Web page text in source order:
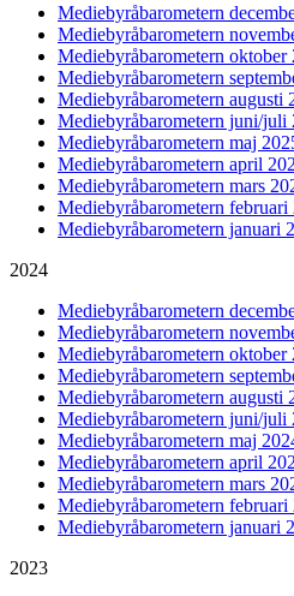
Mediebyråbarometern
Mediebyråbarometern
Mediebyråbarometern oktober
Mediebyråbarometern
Mediebyråbarometern augusti
Mediebyråbarometern juni/juli
Mediebyråbarometern maj
Mediebyråbarometern april
Mediebyråbarometern mars
Mediebyråbarometern februari
Mediebyråbarometern januari
2024
Mediebyråbarometern
Mediebyråbarometern
Mediebyråbarometern oktober
Mediebyråbarometern
Mediebyråbarometern augusti
Mediebyråbarometern juni/juli
Mediebyråbarometern maj
Mediebyråbarometern april
Mediebyråbarometern mars
Mediebyråbarometern februari
Mediebyråbarometern januari
2023